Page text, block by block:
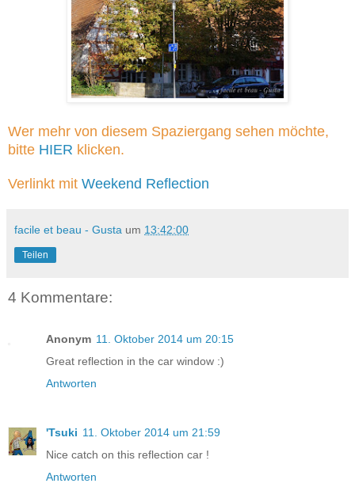
Wer mehr von diesem Spaziergang sehen möchte,
bitte HIER klicken.
Verlinkt mit Weekend Reflection
facile et beau - Gusta um 13:42:00
Teilen
4 Kommentare:
Anonym 11. Oktober 2014 um 20:15
Great reflection in the car window :)
Antworten
'Tsuki 11. Oktober 2014 um 21:59
Nice catch on this reflection car !
Antworten